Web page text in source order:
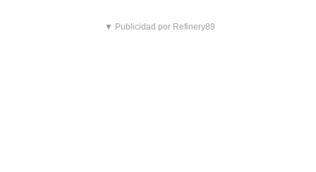
▼ Publicidad por Refinery89